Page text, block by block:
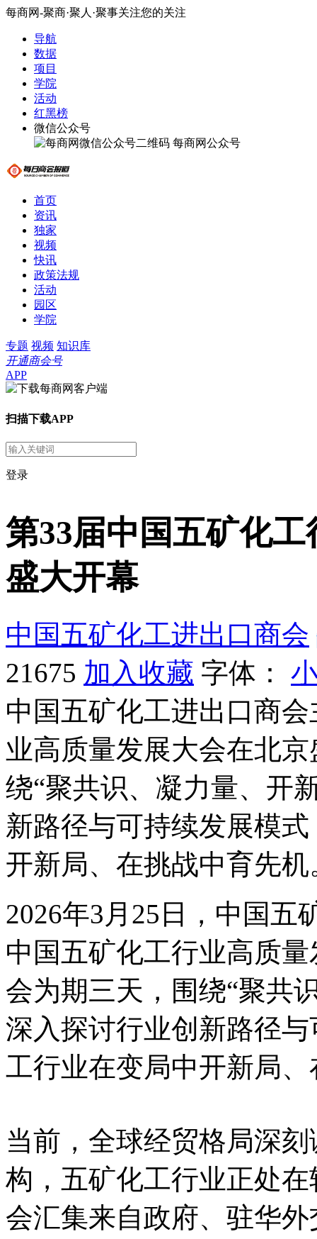
每商网-聚商·聚人·聚事关注您的关注
导航
数据
项目
学院
活动
红黑榜
微信公众号
每商网公众号
首页
资讯
独家
视频
快讯
政策法规
活动
园区
学院
专题 视频 知识库
开通商会号
APP
扫描下载APP
登录
第33届中国五矿化
盛大开幕
中国五矿化工进出口商会
21675 加入收藏 字体：
中国五矿化工进出口商
业高质量发展大会在北
绕“聚共识、凝力量、开
新路径与可持续发展模
开新局、在挑战中育先机
2026年3月25日，中国五
中国五矿化工行业高质
会为期三天，围绕“聚共
深入探讨行业创新路径
工行业在变局中开新局
当前，全球经贸格局深
构，五矿化工行业正处
会汇集来自政府、驻华